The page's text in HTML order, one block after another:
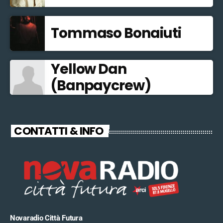
Tommaso Bonaiuti
Yellow Dan
(Banpaycrew)
CONTATTI & INFO
Novaradio Città Futura